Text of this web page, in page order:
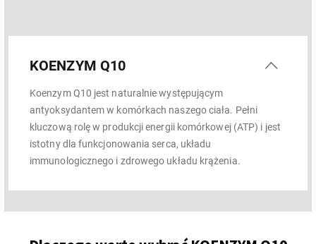
KOENZYM Q10
Koenzym Q10 jest naturalnie występującym
antyoksydantem w komórkach naszego ciała. Pełni
kluczową rolę w produkcji energii komórkowej (ATP) i jest
istotny dla funkcjonowania serca, układu
immunologicznego i zdrowego układu krążenia.